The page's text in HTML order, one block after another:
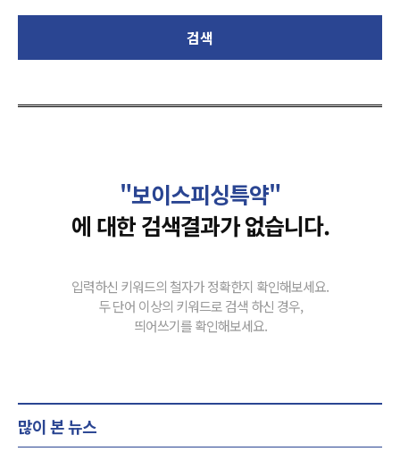
검색
"보이스피싱특약"
에 대한 검색결과가 없습니다.
입력하신 키워드의 철자가 정확한지 확인해보세요.
두 단어 이상의 키워드로 검색 하신 경우,
띄어쓰기를 확인해보세요.
많이 본 뉴스